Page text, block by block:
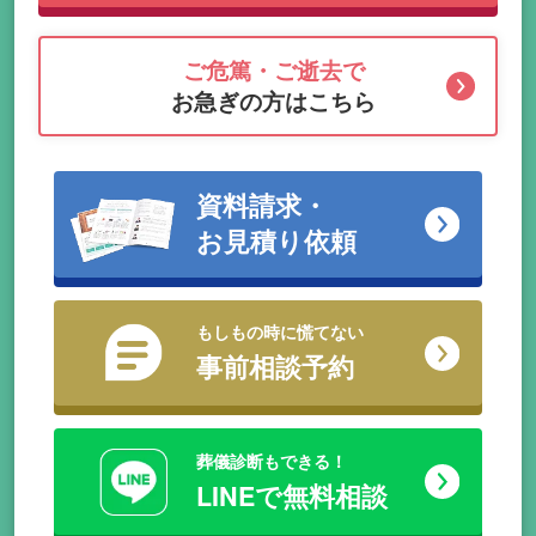
ご危篤・ご逝去で
お急ぎの方はこちら
資料請求・
お見積り依頼
もしもの時に慌てない
事前相談予約
葬儀診断もできる！
LINEで無料相談